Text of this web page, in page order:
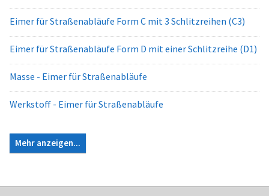
Eimer für Straßenabläufe Form C mit 3 Schlitzreihen (C3)
Eimer für Straßenabläufe Form D mit einer Schlitzreihe (D1)
Masse - Eimer für Straßenabläufe
Werkstoff - Eimer für Straßenabläufe
Mehr anzeigen...